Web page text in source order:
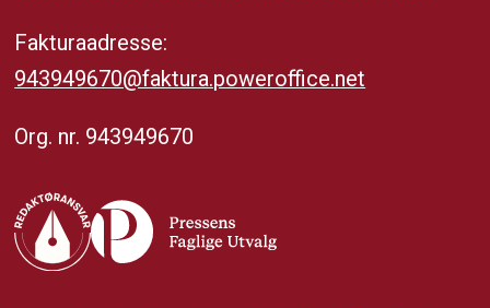
Fakturaadresse:
943949670@faktura.poweroffice.net
Org. nr. 943949670